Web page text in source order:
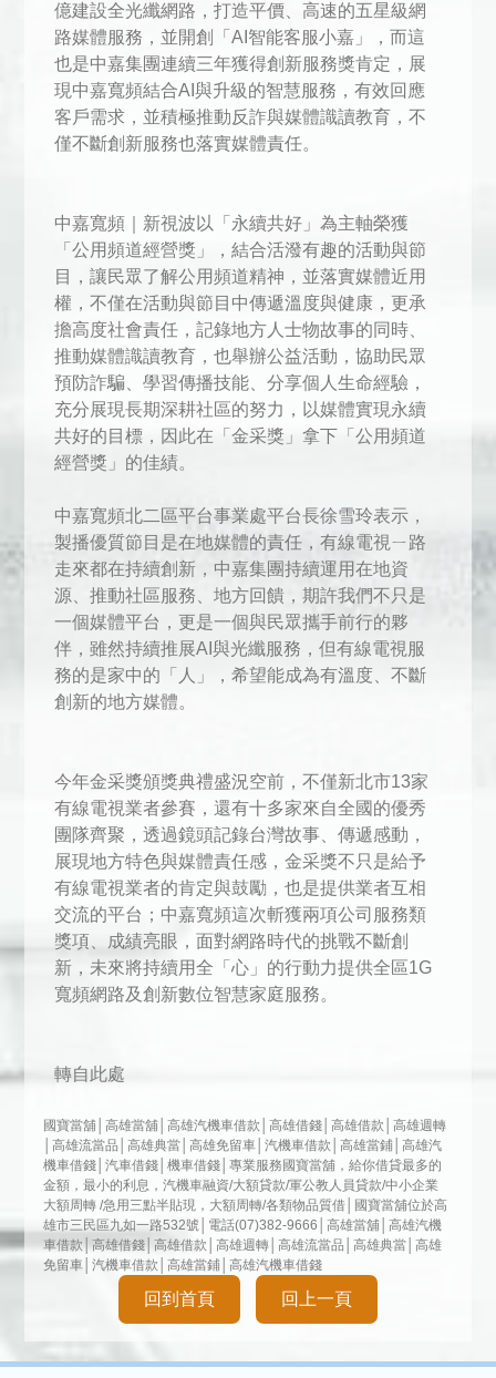
億建設全光纖網路，打造平價、高速的五星級網
路媒體服務，並開創「AI智能客服小嘉」，而這
也是中嘉集團連續三年獲得創新服務獎肯定，展
現中嘉寬頻結合AI與升級的智慧服務，有效回應
客戶需求，並積極推動反詐與媒體識讀教育，不
僅不斷創新服務也落實媒體責任。
中嘉寬頻｜新視波以「永續共好」為主軸榮獲
「公用頻道經營獎」，結合活潑有趣的活動與節
目，讓民眾了解公用頻道精神，並落實媒體近用
權，不僅在活動與節目中傳遞溫度與健康，更承
擔高度社會責任，記錄地方人士物故事的同時、
推動媒體識讀教育，也舉辦公益活動，協助民眾
預防詐騙、學習傳播技能、分享個人生命經驗，
充分展現長期深耕社區的努力，以媒體實現永續
共好的目標，因此在「金采獎」拿下「公用頻道
經營獎」的佳績。
中嘉寬頻北二區平台事業處平台長徐雪玲表示，
製播優質節目是在地媒體的責任，有線電視ㄧ路
走來都在持續創新，中嘉集團持續運用在地資
源、推動社區服務、地方回饋，期許我們不只是
一個媒體平台，更是一個與民眾攜手前行的夥
伴，雖然持續推展AI與光纖服務，但有線電視服
務的是家中的「人」，希望能成為有溫度、不斷
創新的地方媒體。
今年金采獎頒獎典禮盛況空前，不僅新北市13家
有線電視業者參賽，還有十多家來自全國的優秀
團隊齊聚，透過鏡頭記錄台灣故事、傳遞感動，
展現地方特色與媒體責任感，金采獎不只是給予
有線電視業者的肯定與鼓勵，也是提供業者互相
交流的平台；中嘉寬頻這次斬獲兩項公司服務類
獎項、成績亮眼，面對網路時代的挑戰不斷創
新，未來將持續用全「心」的行動力提供全區1G
寬頻網路及創新數位智慧家庭服務。
轉自此處
國寶當舖│高雄當舖│高雄汽機車借款│高雄借錢│高雄借款│高雄週轉
│高雄流當品│高雄典當│高雄免留車│汽機車借款│高雄當鋪│高雄汽
機車借錢│汽車借錢│機車借錢│專業服務國寶當舖，給你借貸最多的
金額，最小的利息，汽機車融資/大額貸款/軍公教人員貸款/中小企業
大額周轉 /急用三點半貼現，大額周轉/各類物品質借│國寶當舖位於高
雄市三民區九如一路532號│電話(07)382-9666│高雄當舖│高雄汽機
車借款│高雄借錢│高雄借款│高雄週轉│高雄流當品│高雄典當│高雄
免留車│汽機車借款│高雄當鋪│高雄汽機車借錢
回到首頁 回上一頁